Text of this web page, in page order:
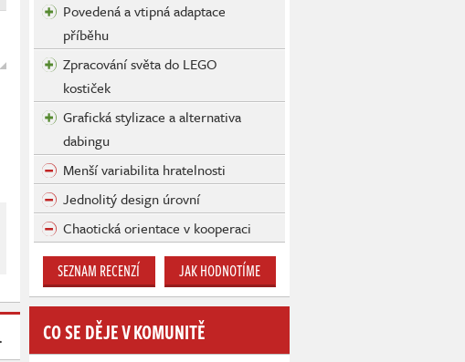
Povedená a vtipná adaptace
příběhu
Zpracování světa do LEGO
kostiček
Grafická stylizace a alternativa
dabingu
Menší variabilita hratelnosti
Jednolitý design úrovní
Chaotická orientace v kooperaci
SEZNAM RECENZÍ JAK HODNOTÍME
CO SE DĚJE V KOMUNITĚ